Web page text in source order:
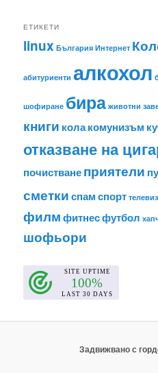
ЕТИКЕТИ
linux България Интернет
абитуриенти алкохол
шофиране бира животни
книги колакомунизъм
отказване на
почистванеприятели
сметкиспамспорт
филмфитнесфутбол
шофьори
Задвижвано с